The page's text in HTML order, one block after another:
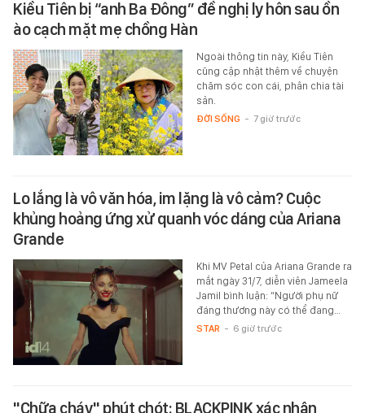
Kiều Tiên bị “anh Ba Đông” đề nghị ly hôn sau ồn
ào cạch mặt mẹ chồng Hàn
Ngoài thông tin này, Kiều Tiên
cũng cập nhật thêm về chuyện
chăm sóc con cái, phân chia tài
sản.
ĐỜI SỐNG - 7 giờ trước
Lo lắng là vô văn hóa, im lặng là vô cảm? Cuộc
khủng hoảng ứng xử quanh vóc dáng của Ariana
Grande
Khi MV Petal của Ariana Grande ra
mắt ngày 31/7, diễn viên Jameela
Jamil bình luận: “Người phụ nữ
đáng thương này có thể đang…
STAR - 6 giờ trước
"Chữa cháy" phút chót: BLACKPINK xác nhận